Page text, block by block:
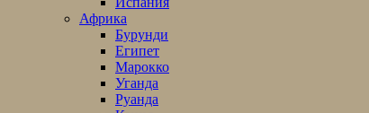
Африка
Бурунди
Египет
Марокко
Уганда
Руанда